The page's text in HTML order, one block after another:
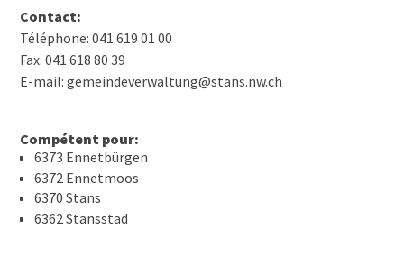
Contact:
Téléphone: 041 619 01 00
Fax: 041 618 80 39
E-mail: gemeindeverwaltung@stans.nw.ch
Compétent pour:
6373 Ennetbürgen
6372 Ennetmoos
6370 Stans
6362 Stansstad